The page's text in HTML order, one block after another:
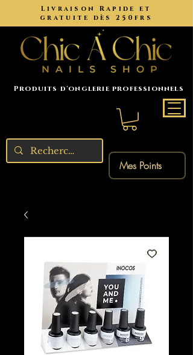
Livraison Rapide et
gratuite dès 250frs
Produits d'onglerie professionnels
Mes Points